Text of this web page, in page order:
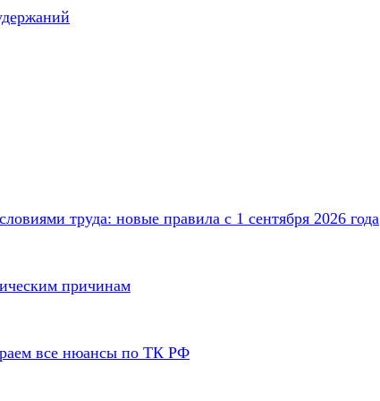
труда: новые правила с 1 сентября 2026 года
причинам
все нюансы по ТК РФ